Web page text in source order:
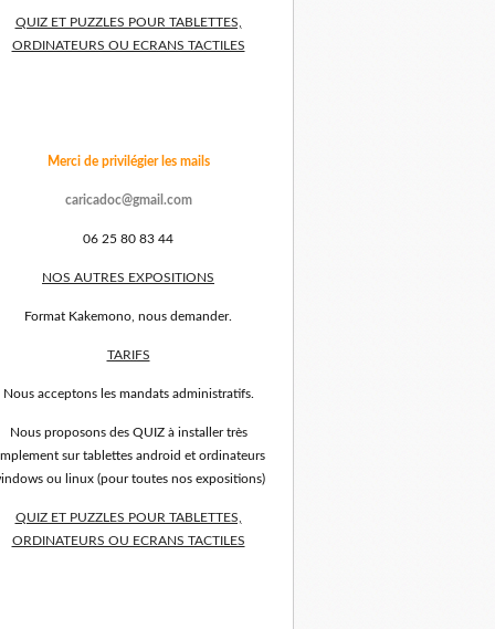
QUIZ ET PUZZLES POUR TABLETTES,
ORDINATEURS OU ECRANS TACTILES
Merci de privilégier les mails
caricadoc@gmail.com
06 25 80 83 44
NOS AUTRES EXPOSITIONS
Format Kakemono, nous demander.
TARIFS
Nous acceptons les mandats administratifs.
Nous proposons des QUIZ à installer très
sur tablettes android et ordinateurs
ou linux (pour toutes nos expositions)
QUIZ ET PUZZLES POUR TABLETTES,
ORDINATEURS OU ECRANS TACTILES